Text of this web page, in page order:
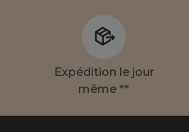
Expédition le jour
même **